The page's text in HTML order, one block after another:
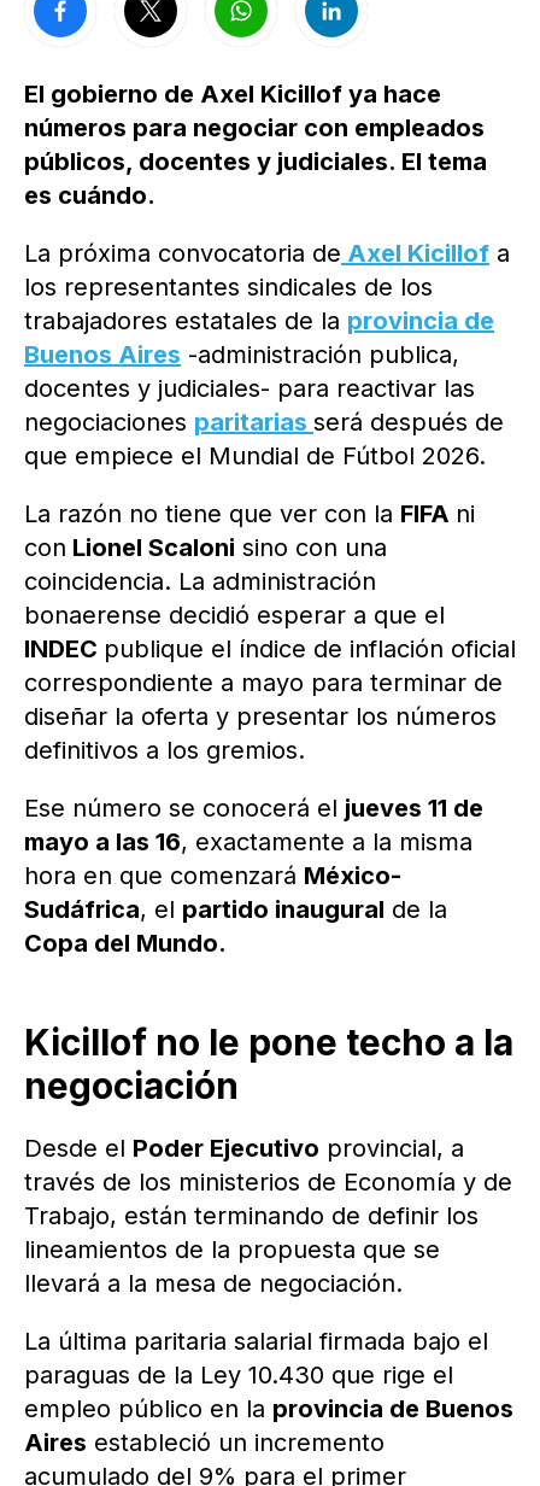
El gobierno de Axel Kicillof ya hace
números para negociar con empleados
públicos, docentes y judiciales. El tema
es cuándo.
La próxima convocatoria de Axel Kicillof a
los representantes sindicales de los
trabajadores estatales de la provincia de
Buenos Aires -administración publica,
docentes y judiciales- para reactivar las
negociaciones paritarias será después de
que empiece el Mundial de Fútbol 2026.
La razón no tiene que ver con la FIFA ni
con Lionel Scaloni sino con una
coincidencia. La administración
bonaerense decidió esperar a que el
INDEC publique el índice de inflación oficial
correspondiente a mayo para terminar de
diseñar la oferta y presentar los números
definitivos a los gremios.
Ese número se conocerá el jueves 11 de
mayo a las 16, exactamente a la misma
hora en que comenzará México-
Sudáfrica, el partido inaugural de la
Copa del Mundo.
Kicillof no le pone techo a la
negociación
Desde el Poder Ejecutivo provincial, a
través de los ministerios de Economía y de
Trabajo, están terminando de definir los
lineamientos de la propuesta que se
llevará a la mesa de negociación.
La última paritaria salarial firmada bajo el
paraguas de la Ley 10.430 que rige el
empleo público en la provincia de Buenos
Aires estableció un incremento
acumulado del 9% para el primer